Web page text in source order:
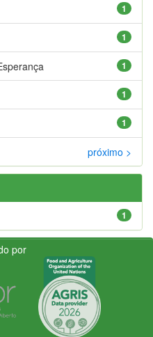
1
1
1
1
1
próximo >
1
por